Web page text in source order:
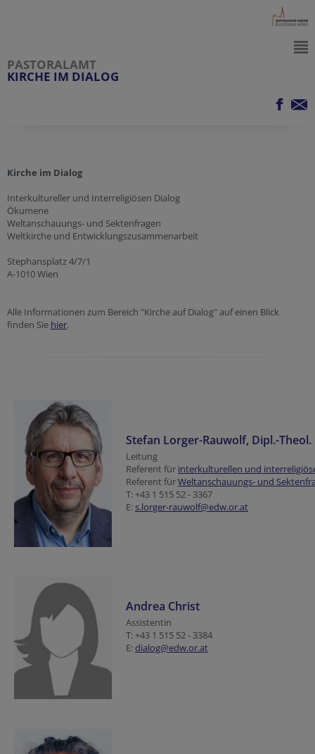
PASTORALAMT
KIRCHE IM DIALOG
Kirche im Dialog
Interkultureller und Interreligiösen Dialog
Ökumene
Weltanschauungs- und Sektenfragen
Weltkirche und Entwicklungszusammenarbeit
Stephansplatz 4/7/1
A-1010 Wien
Alle Informationen zum Bereich "Kirche auf Dialog" auf einen Blick
finden Sie hier.
Stefan Lorger-Rauwolf, Dipl.-Theol.
Leitung
Referent für interkulturellen und
Referent fürWeltanschauungs- und
T: +43 1 515 52 - 3367
E:s.lorger-rauwolf@edw.or.at
Andrea Christ
Assistentin
T: +43 1 515 52 - 3384
E:dialog@edw.or.at